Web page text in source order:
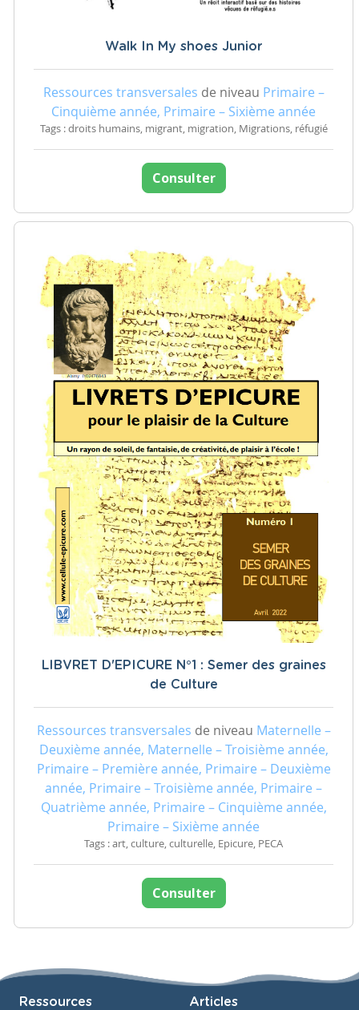
Walk In My shoes Junior
Ressources transversales de niveau Primaire –
Cinquième année, Primaire – Sixième année
Tags : droits humains, migrant, migration, Migrations, réfugié
Consulter
LIBVRET D'EPICURE N°1 : Semer des graines
de Culture
Ressources transversales de niveau Maternelle –
Deuxième année, Maternelle – Troisième année,
Primaire – Première année, Primaire – Deuxième
année, Primaire – Troisième année, Primaire –
Quatrième année, Primaire – Cinquième année,
Primaire – Sixième année
Tags : art, culture, culturelle, Epicure, PECA
Consulter
Ressources Articles